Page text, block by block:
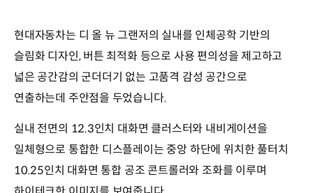
현대자동차는 디 올 뉴 그랜저의 실내를 인체공학 기반의
슬림화 디자인, 버튼 최적화 등으로 사용 편의성을 제고하고
넓은 공간감의 군더더기 없는 고품격 감성 공간으로
연출하는데 주안점을 두었습니다.
실내 전면의 12.3인치 대화면 클러스터와 내비게이션을
일체형으로 통합한 디스플레이는 중앙 하단에 위치한 풀터치
10.25인치 대화면 통합 공조 콘트롤러와 조화를 이루며